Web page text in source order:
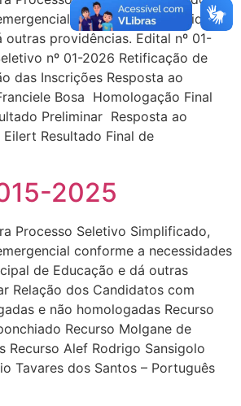
conforme a necessidade
providências. Edital nº 01-
nº 01-2026 Retificação de
das Inscrições Resposta ao
Bosa Homologação Final
Preliminar Resposta ao
Eilert Resultado Final de
2025
Processo Seletivo Simplificado,
conforme a necessidades
de Educação e dá outras
Relação dos Candidatos com
e não homologadas Recurso
Recurso Molgane de
Recurso Alef Rodrigo Sansigolo
Tavares dos Santos – Português